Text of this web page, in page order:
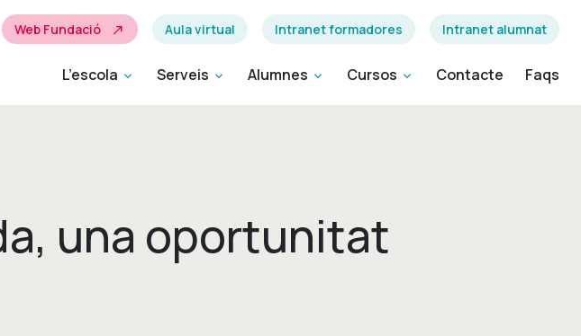
Web Fundació north_east Aula virtual Intranet formadores Intranet alumnat
L’escola expand_more Serveis expand_more Alumnes expand_more Cursos expand_more Contacte Faqs
una oportunitat